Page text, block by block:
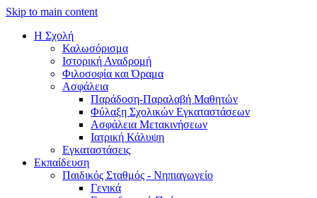
Skip to main content
Η Σχολή
Καλωσόρισμα
Iστορική Αναδρομή
Φιλοσοφία και Όραμα
Ασφάλεια
Παράδοση-Παραλαβή Μαθητών
Φύλαξη Σχολικών Εγκαταστάσεων
Ασφάλεια Μετακινήσεων
Ιατρική Κάλυψη
Εγκαταστάσεις
Εκπαίδευση
Παιδικός Σταθμός - Νηπιαγωγείο
Γενικά